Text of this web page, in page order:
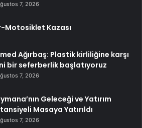
7, 2026
Motosiklet Kazası
Ağırbaş: Plastik kirliliğine karşı
bir seferberlik başlatıyoruz
7, 2026
Geleceği ve Yatırım
Masaya Yatırıldı
7, 2026